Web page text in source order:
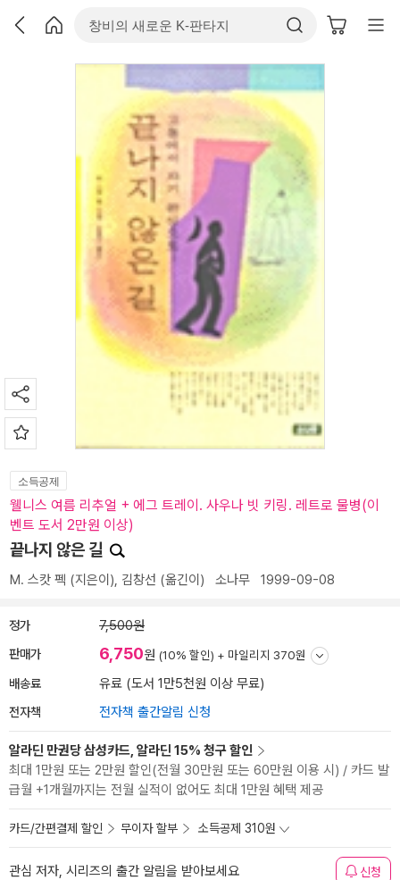
소득공제
웰니스 여름 리추얼 + 에그 트레이. 사우나 빗 키링. 레트로 물병(이
벤트 도서 2만원 이상)
끝나지 않은 길
M. 스캇 펙 (지은이), 김창선 (옮긴이) 소나무 1999-09-08
정가 7,500원
판매가 6,750원 (10% 할인) + 마일리지 370원
배송료 유료 (도서 1만5천원 이상 무료)
전자책 전자책 출간알림 신청
알라딘 만권당 삼성카드, 알라딘 15% 청구 할인
최대 1만원 또는 2만원 할인(전월 30만원 또는 60만원 이용 시) / 카드 발
급월 +1개월까지는 전월 실적이 없어도 최대 1만원 혜택 제공
카드/간편결제 할인 무이자 할부 소득공제 310원
관심 저자, 시리즈의 출간 알림을 받아보세요 신청